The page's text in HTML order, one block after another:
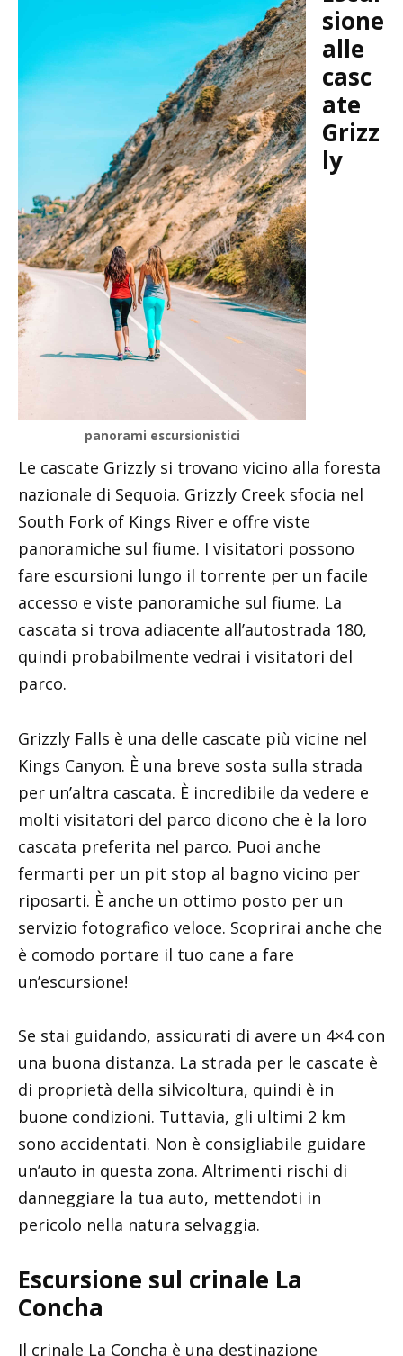
panorami escursionistici
sione
alle
casc
ate
Grizz
ly
Le cascate Grizzly si trovano vicino alla foresta
nazionale di Sequoia. Grizzly Creek sfocia nel
South Fork of Kings River e offre viste
panoramiche sul fiume. I visitatori possono
fare escursioni lungo il torrente per un facile
accesso e viste panoramiche sul fiume. La
cascata si trova adiacente all’autostrada 180,
quindi probabilmente vedrai i visitatori del
parco.
Grizzly Falls è una delle cascate più vicine nel
Kings Canyon. È una breve sosta sulla strada
per un’altra cascata. È incredibile da vedere e
molti visitatori del parco dicono che è la loro
cascata preferita nel parco. Puoi anche
fermarti per un pit stop al bagno vicino per
riposarti. È anche un ottimo posto per un
servizio fotografico veloce. Scoprirai anche che
è comodo portare il tuo cane a fare
un’escursione!
Se stai guidando, assicurati di avere un 4×4 con
una buona distanza. La strada per le cascate è
di proprietà della silvicoltura, quindi è in
buone condizioni. Tuttavia, gli ultimi 2 km
sono accidentati. Non è consigliabile guidare
un’auto in questa zona. Altrimenti rischi di
danneggiare la tua auto, mettendoti in
pericolo nella natura selvaggia.
Escursione sul crinale La
Concha
Il crinale La Concha è una destinazione